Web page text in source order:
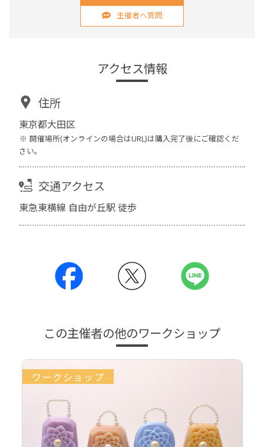
主催者へ質問
アクセス情報
住所
東京都大田区
開催場所(オンラインの場合はURL)は購入完了後にご確認くだ
さい。
交通アクセス
東急東横線 自由が丘駅 徒歩
この主催者の他のワークショップ
ワークショップ